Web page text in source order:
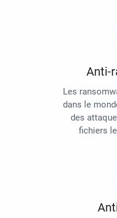
Anti-
Les
dans le
des
fichiers